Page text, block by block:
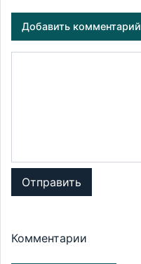
Добавить комментарий
Отправить
Комментарии